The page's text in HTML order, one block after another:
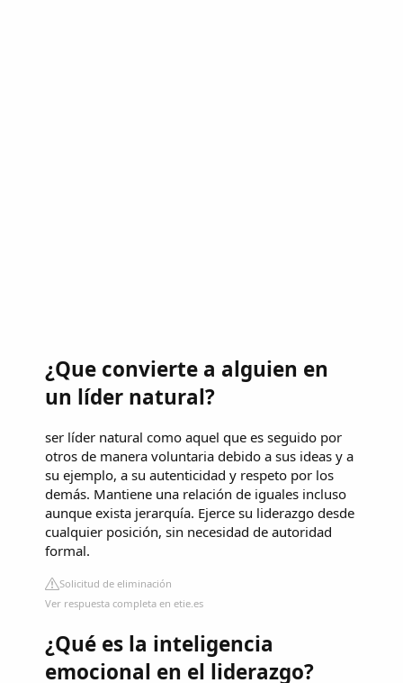
¿Que convierte a alguien en
un líder natural?
ser líder natural como aquel que es seguido por
otros de manera voluntaria debido a sus ideas y a
su ejemplo, a su autenticidad y respeto por los
demás. Mantiene una relación de iguales incluso
aunque exista jerarquía. Ejerce su liderazgo desde
cualquier posición, sin necesidad de autoridad
formal.
Solicitud de eliminación
Ver respuesta completa en etie.es
¿Qué es la inteligencia
emocional en el liderazgo?